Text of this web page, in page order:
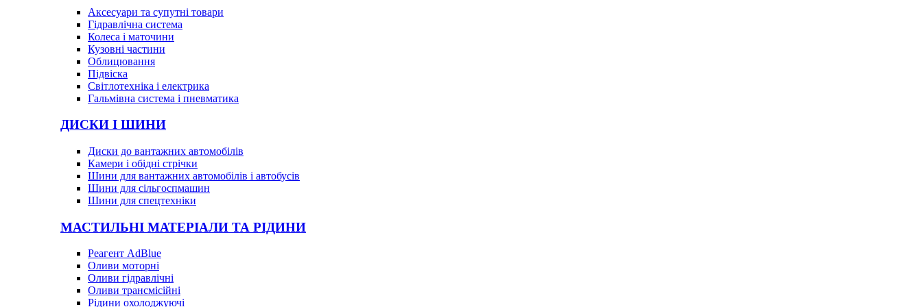
Аксесуари та супутні товари
Гідравлічна система
Колеса і маточини
Кузовні частини
Облицювання
Підвіска
Світлотехніка і електрика
Гальмівна система і пневматика
ДИСКИ І ШИНИ
Диски до вантажних автомобілів
Камери і обідні стрічки
Шини для вантажних автомобілів і автобусів
Шини для сільгоспмашин
Шини для спецтехніки
МАСТИЛЬНІ МАТЕРІАЛИ ТА РІДИНИ
Реагент AdBlue
Оливи моторні
Оливи гідравлічні
Оливи трансмісійні
Рідини охолоджуючі